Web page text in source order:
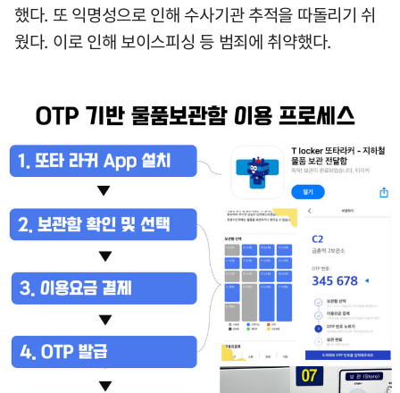
했다. 또 익명성으로 인해 수사기관 추적을 따돌리기 쉬
웠다. 이로 인해 보이스피싱 등 범죄에 취약했다.